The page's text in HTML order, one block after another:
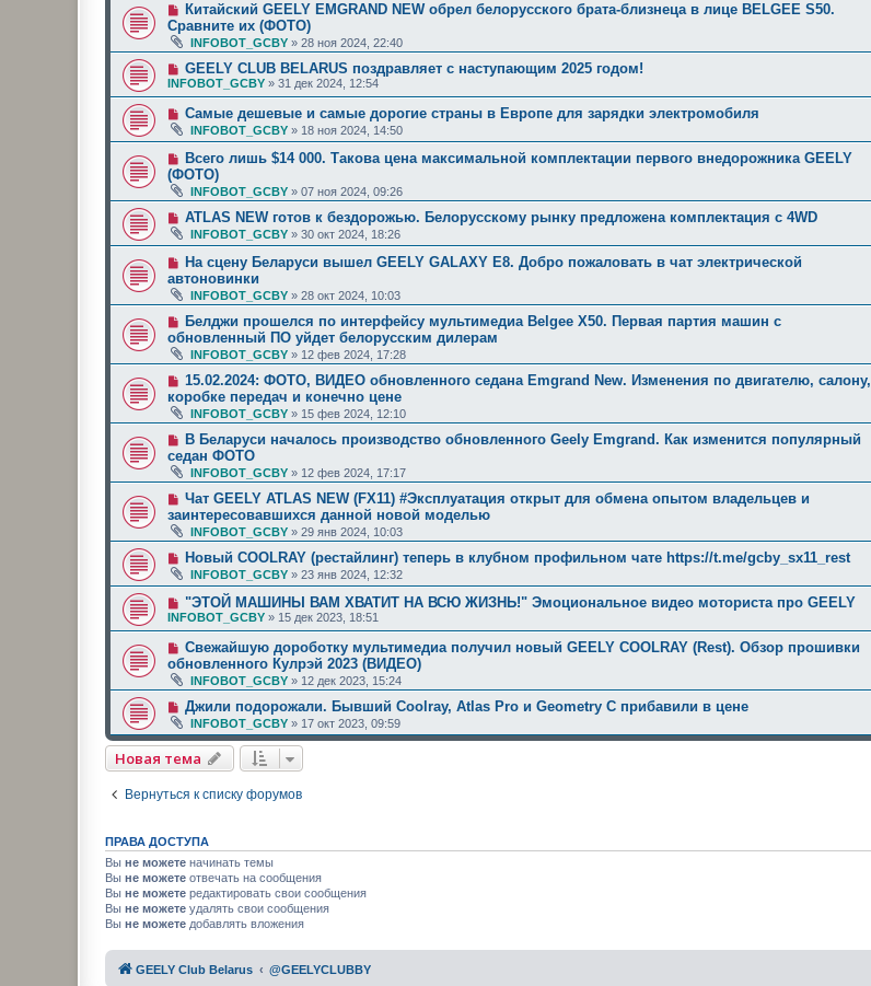
Китайский GEELY EMGRAND NEW обрел белорусского брата-близнеца в лице BELGEE S50.
Сравните их (ФОТО)
INFOBOT_GCBY » 28 ноя 2024, 22:40
GEELY CLUB BELARUS поздравляет с наступающим 2025 годом!
INFOBOT_GCBY » 31 дек 2024, 12:54
Самые дешевые и самые дорогие страны в Европе для зарядки электромобиля
INFOBOT_GCBY » 18 ноя 2024, 14:50
Всего лишь $14 000. Такова цена максимальной комплектации первого внедорожника GEELY
(ФОТО)
INFOBOT_GCBY » 07 ноя 2024, 09:26
ATLAS NEW готов к бездорожью. Белорусскому рынку предложена комплектация с 4WD
INFOBOT_GCBY » 30 окт 2024, 18:26
На сцену Беларуси вышел GEELY GALAXY E8. Добро пожаловать в чат электрической
автоновинки
INFOBOT_GCBY » 28 окт 2024, 10:03
Белджи прошелся по интерфейсу мультимедиа Belgee X50. Первая партия машин с
обновленный ПО уйдет белорусским дилерам
INFOBOT_GCBY » 12 фев 2024, 17:28
15.02.2024: ФОТО, ВИДЕО обновленного седана Emgrand New. Изменения по двигателю, салону,
коробке передач и конечно цене
INFOBOT_GCBY » 15 фев 2024, 12:10
В Беларуси началось производство обновленного Geely Emgrand. Как изменится популярный
седан ФОТО
INFOBOT_GCBY » 12 фев 2024, 17:17
Чат GEELY ATLAS NEW (FX11) #Эксплуатация открыт для обмена опытом владельцев и
заинтересовавшихся данной новой моделью
INFOBOT_GCBY » 29 янв 2024, 10:03
Новый COOLRAY (рестайлинг) теперь в клубном профильном чате https://t.me/gcby_sx11_rest
INFOBOT_GCBY » 23 янв 2024, 12:32
"ЭТОЙ МАШИНЫ ВАМ ХВАТИТ НА ВСЮ ЖИЗНЬ!" Эмоциональное видео моториста про GEELY
INFOBOT_GCBY » 15 дек 2023, 18:51
Свежайшую дороботку мультимедиа получил новый GEELY COOLRAY (Rest). Обзор прошивки
обновленного Кулрэй 2023 (ВИДЕО)
INFOBOT_GCBY » 12 дек 2023, 15:24
Джили подорожали. Бывший Coolray, Atlas Pro и Geometry С прибавили в цене
INFOBOT_GCBY » 17 окт 2023, 09:59
Новая тема
Вернуться к списку форумов
ПРАВА ДОСТУПА
Вы не можете начинать темы
Вы не можете отвечать на сообщения
Вы не можете редактировать свои сообщения
Вы не можете удалять свои сообщения
Вы не можете добавлять вложения
GEELY Club Belarus @GEELYCLUBBY